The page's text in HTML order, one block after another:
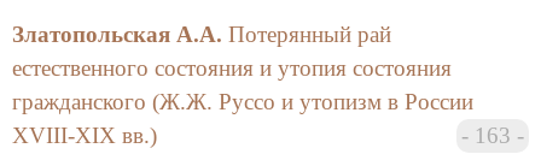
Круглый стол, завершивший работу
конференции, был посвящен подведению итогов,
формулированию новых теоретических подходов к
Златопольская А.А. Потерянный рай
естественного состояния и утопия состояния
гражданского (Ж.Ж. Руссо и утопизм в России
XVIII-XIX вв.)
163